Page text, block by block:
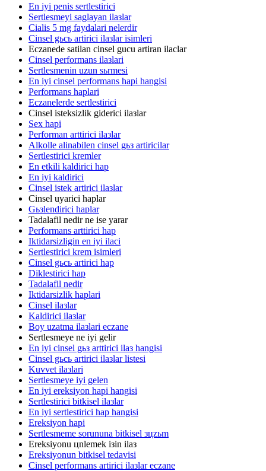
En iyi penis sertlestirici
Sertlesmeyi saglayan ilaзlar
Cialis 5 mg faydalari nelerdir
Cinsel gьcь artirici ilaзlar isimleri
Eczanede satilan cinsel gucu artiran ilaclar
Cinsel performans ilaзlari
Sertlesmenin uzun sьrmesi
En iyi cinsel performans hapi hangisi
Performans haplari
Eczanelerde sertlestirici
Cinsel isteksizlik giderici ilaзlar
Sex hapi
Performan arttirici ilaзlar
Alkolle alinabilen cinsel gьз artiricilar
Sertlestirici kremler
En etkili kaldirici hap
En iyi kaldirici
Cinsel istek artirici ilaзlar
Cinsel uyarici haplar
Gьзlendirici haplar
Tadalafil nedir ne ise yarar
Performans arttirici hap
Iktidarsizligin en iyi ilaci
Sertlestirici krem isimleri
Cinsel gьcь artirici hap
Diklestirici hap
Tadalafil nedir
Iktidarsizlik haplari
Cinsel ilaзlar
Kaldirici ilaзlar
Boy uzatma ilaзlari eczane
Sertlesmeye ne iyi gelir
En iyi cinsel gьз arttirici ilaз hangisi
Cinsel gьcь artirici ilaзlar listesi
Kuvvet ilaзlari
Sertlesmeye iyi gelen
En iyi ereksiyon hapi hangisi
Sertlestirici bitkisel ilaзlar
En iyi sertlestirici hap hangisi
Ereksiyon hapi
Sertlesmeme sorununa bitkisel зцzьm
Ereksiyonu цnlemek iзin ilaз
Ereksiyonun bitkisel tedavisi
Cinsel performans artirici ilaзlar eczane